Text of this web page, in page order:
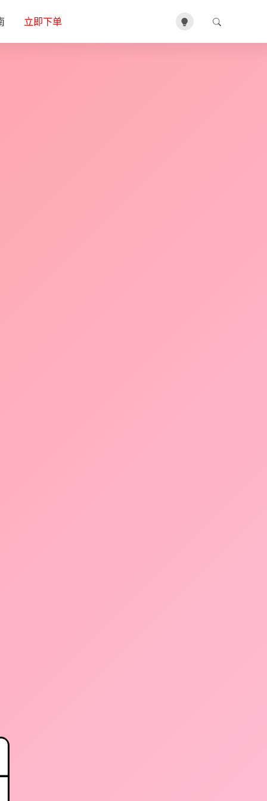
立即下单